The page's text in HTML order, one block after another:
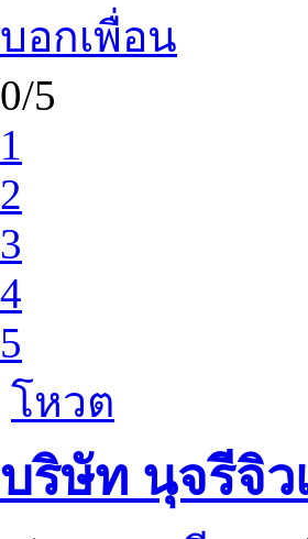
บอกเพื่อน
0/5
1
2
3
4
5
โหวต
บริษัท นุจรีจิว